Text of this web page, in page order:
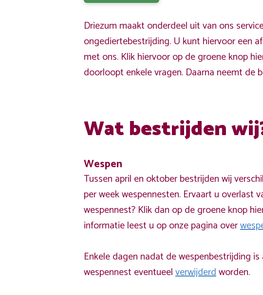
Driezum maakt onderdeel uit van ons
ongediertebestrijding. U kunt hiervoor een
met ons. Klik hiervoor op de groene knop
doorloopt enkele vragen. Daarna neemt de
Wat bestrijden
Wespen
Tussen april en oktober bestrijden wij
per week wespennesten. Ervaart u overlast
wespennest? Klik dan op de groene knop
informatie leest u op onze pagina over
Enkele dagen nadat de wespenbestrijding
wespennest eventueelverwijderdworden.